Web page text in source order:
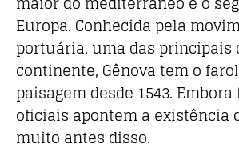
Europa. Conhecida pela
portuária, uma das principais
continente, Gênova tem o
paisagem desde 1543.
oficiais apontem a existência
muito antes disso.